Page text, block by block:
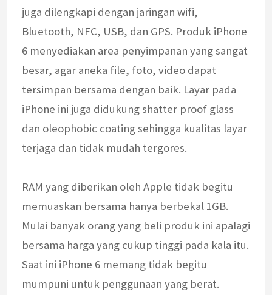
juga dilengkapi dengan jaringan wifi,
Bluetooth, NFC, USB, dan GPS. Produk iPhone
6 menyediakan area penyimpanan yang sangat
besar, agar aneka file, foto, video dapat
tersimpan bersama dengan baik. Layar pada
iPhone ini juga didukung shatter proof glass
dan oleophobic coating sehingga kualitas layar
terjaga dan tidak mudah tergores.
RAM yang diberikan oleh Apple tidak begitu
memuaskan bersama hanya berbekal 1GB.
Mulai banyak orang yang beli produk ini apalagi
bersama harga yang cukup tinggi pada kala itu.
Saat ini iPhone 6 memang tidak begitu
mumpuni untuk penggunaan yang berat.